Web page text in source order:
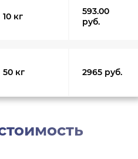
10 кг
593.00
руб.
50 кг 2965 руб.